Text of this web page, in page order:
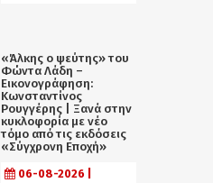
«Άλκης ο ψεύτης» του
Φώντα Λάδη –
Εικονογράφηση:
Κωνσταντίνος
Ρουγγέρης | Ξανά στην
κυκλοφορία με νέο
τόμο από τις εκδόσεις
«Σύγχρονη Εποχή»
06-08-2026 |